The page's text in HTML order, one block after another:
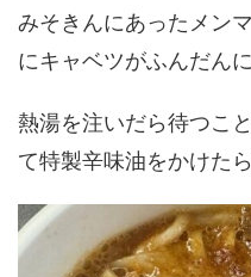
みそきんにあったメン
にキャベツがふんだん
熱湯を注いだら待つこ
て特製辛味油をかけたら